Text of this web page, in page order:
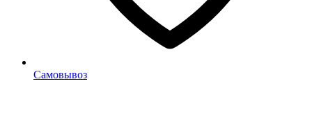
Самовывоз